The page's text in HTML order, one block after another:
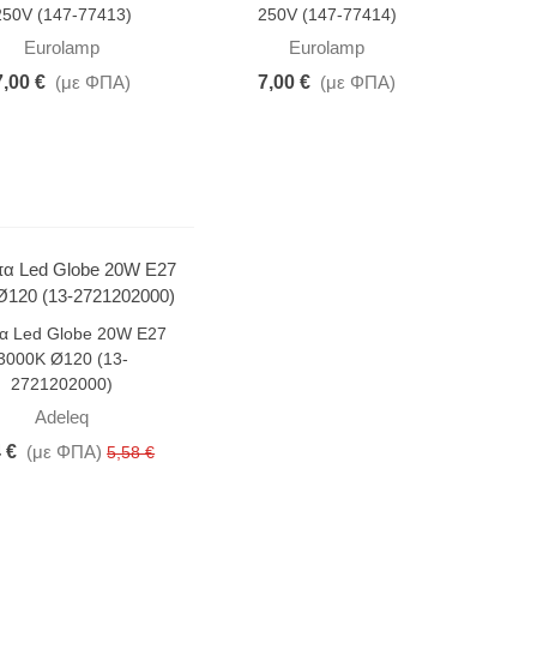
(147-77413)
Eurolamp
€ (με ΦΠΑ)
250V (147-77414)
Eurolamp
7,00 € (με ΦΠΑ)
Led Globe 20W E27
Ø120 (13-
2721202000)
Adeleq
€ (με ΦΠΑ) 5,58 €